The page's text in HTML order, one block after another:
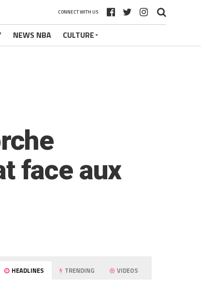
CONNECT WITH US
NEWS NBA CULTURE
face aux
HEADLINES TRENDING VIDEOS